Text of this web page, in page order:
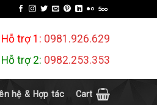
Hỗ trợ 1: 0981.926.629
Hỗ trợ 2: 0982.253.353
hệ & Hợp tác Cart